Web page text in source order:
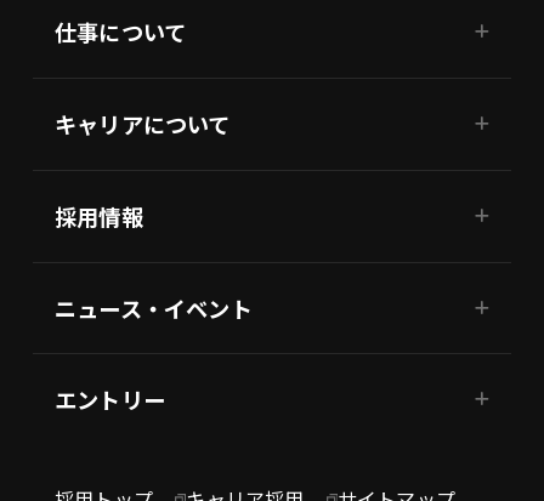
仕事について
キャリアについて
採用情報
ニュース・イベント
エントリー